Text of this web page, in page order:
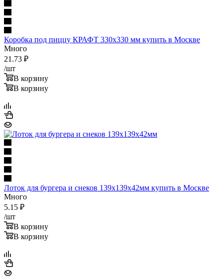
Коробка под пиццу КРАФТ 330х330 мм купить в Москве
Много
21.73 ₽
/шт
В корзину
В корзину
Лоток для бургера и снеков 139x139x42мм купить в Москве
Много
5.15 ₽
/шт
В корзину
В корзину